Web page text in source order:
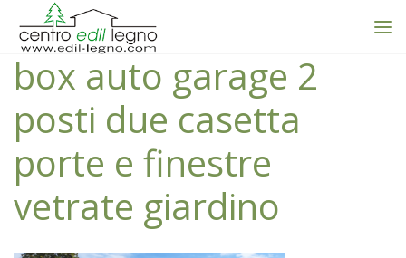
box auto garage 2
posti due casetta
porte e finestre
vetrate giardino